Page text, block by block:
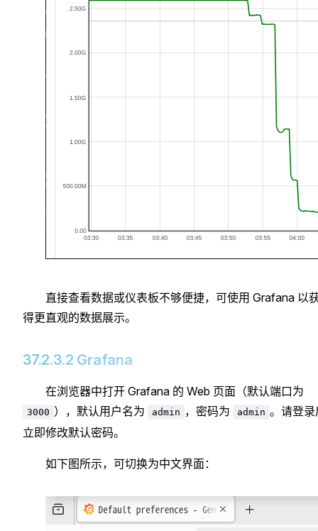
直接查看数据或仪表板不够便捷，可使用 Grafana 以
得更直观的数据展示。
37.2.3.2 Grafana
在浏览器中打开 Grafana 的 Web 页面（默认端口为
3000 ），默认用户名为 admin ，密码为 admin 。请登录
立即修改默认密码。
如下图所示，可切换为中文界面：